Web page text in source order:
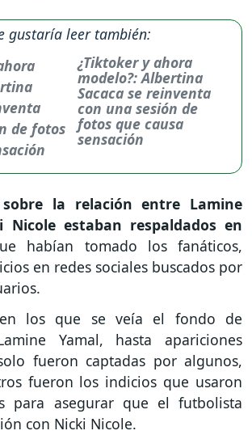
gustaría leer también:
¿Tiktoker y ahora
modelo?: Albertina
Sacaca se reinventa
con una sesión de
fotos que causa
sensación
la relación entre Lamine
Nicole estaban respaldados en
habían tomado los fanáticos,
en redes sociales buscados por
los que se veía el fondo de
Yamal, hasta apariciones
fueron captadas por algunos,
fueron los indicios que usaron
para asegurar que el futbolista
con Nicki Nicole.